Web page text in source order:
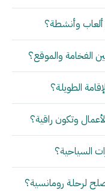
ألعاب وأنشطة؟
الفخامة والموقع؟
الطويلة؟
وتكون راقية؟
السياحية؟
لرحلة رومانسية؟